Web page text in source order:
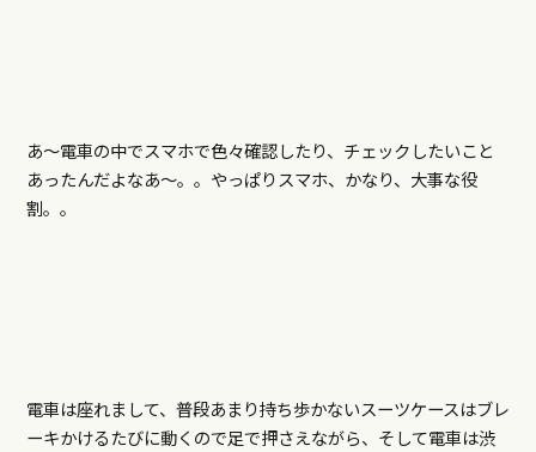
あ～電車の中でスマホで色々確認したり、チェックしたいこと
あったんだよなあ～。。やっぱりスマホ、かなり、大事な役
割。。
電車は座れまして、普段あまり持ち歩かないスーツケースはブレ
ーキかけるたびに動くので足で押さえながら、そして電車は渋